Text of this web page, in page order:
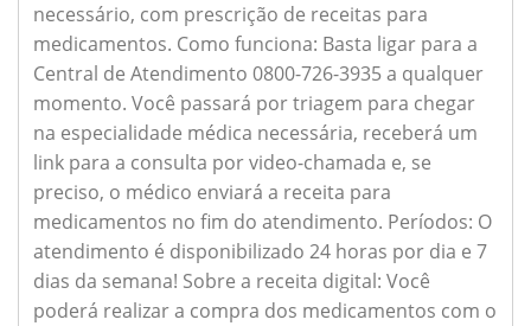
necessário, com prescrição de receitas para
medicamentos. Como funciona: Basta ligar para a
Central de Atendimento 0800-726-3935 a qualquer
momento. Você passará por triagem para chegar
na especialidade médica necessária, receberá um
link para a consulta por video-chamada e, se
preciso, o médico enviará a receita para
medicamentos no fim do atendimento. Períodos: O
atendimento é disponibilizado 24 horas por dia e 7
dias da semana! Sobre a receita digital: Você
poderá realizar a compra dos medicamentos com o